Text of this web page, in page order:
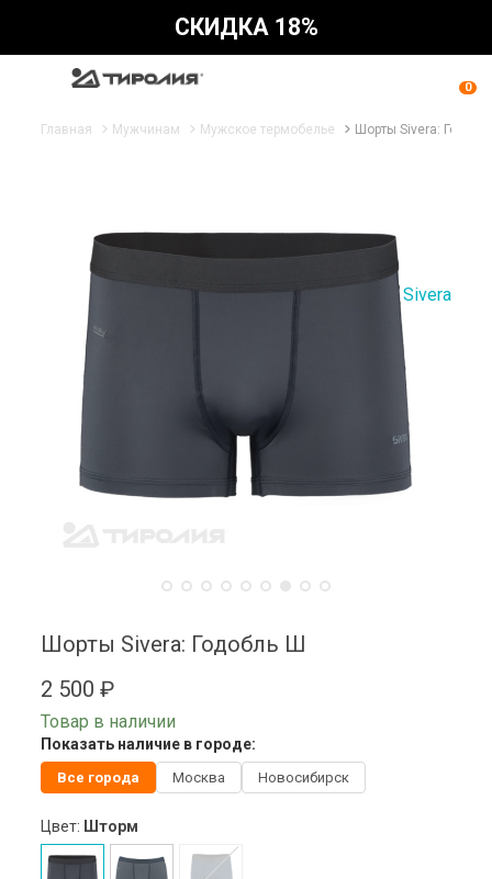
СКИДКА 18%
0
Главная Мужчинам Мужское термобелье Шорты Sivera:
Sivera
Шорты Sivera: Годобль Ш
2 500 ₽
Товар в наличии
Показать наличие в городе:
Все города Москва Новосибирск
Цвет: Шторм